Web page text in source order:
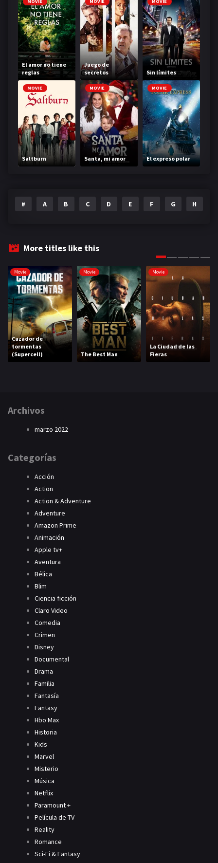
MOVIE
El amor no tiene
reglas
MOVIE
Juego de
secretos
MOVIE
Sin límites
MOVIE
Saltburn
MOVIE
Santa, mi amor
MOVIE
El expreso polar
# A B C D E F G H
More titles like this
Movie
Cazador de
tormentas
(Supercell)
Movie
The Best Man
Movie
La Ciudad de las
Fieras
Archivos
marzo 2022
Categorías
Acción
Action
Action & Adventure
Adventure
Amazon Prime
Animación
Apple tv+
Aventura
Bélica
Blim
Ciencia ficción
Claro Video
Comedia
Crimen
Disney
Documental
Drama
Familia
Fantasía
Fantasy
Hbo Max
Historia
Kids
Marvel
Misterio
Música
Netflix
Paramount +
Película de TV
Reality
Romance
Sci-Fi & Fantasy